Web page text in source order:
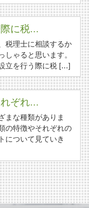
に税...
税理士に相談するか
しゃると思います。
立を行う際に税 […]
ぞれ...
まな種類がありま
の特徴やそれぞれの
について見ていき